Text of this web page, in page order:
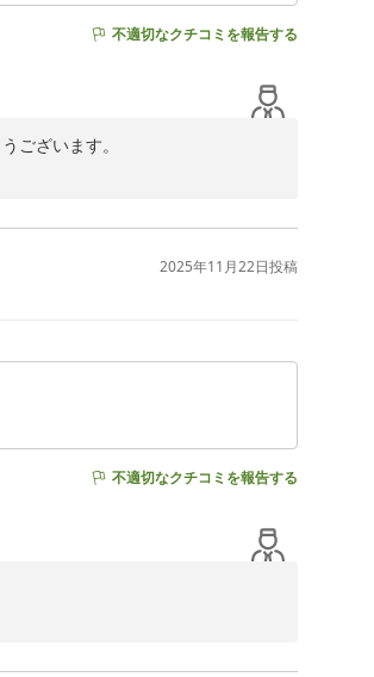
不適切なクチコミを報告する
ございます。
フ一同とても励みになります。
います。
2025年11月22日投稿
不適切なクチコミを報告する